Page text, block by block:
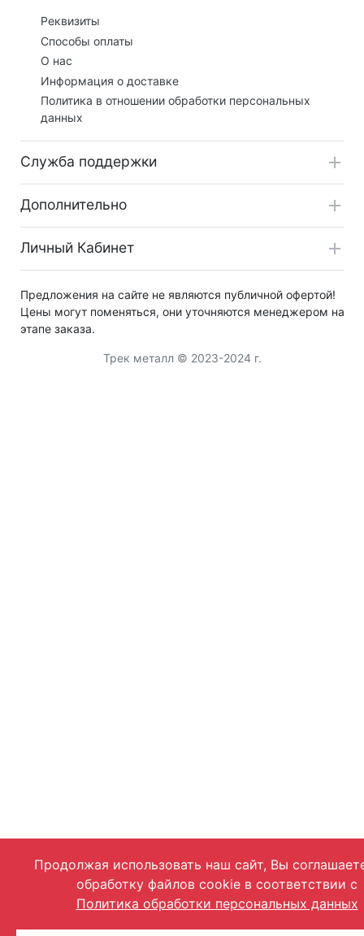
Реквизиты
Способы оплаты
О нас
Информация о доставке
Политика в отношении обработки персональных
данных
Служба поддержки
Дополнительно
Личный Кабинет
Предложения на сайте не являются публичной офертой!
Цены могут поменяться, они уточняются менеджером на
этапе заказа.
Трек металл © 2023-2024 г.
Продолжая использовать наш сайт, Вы
обработку файлов cookie в соответствии с
Политика обработки персональных данных